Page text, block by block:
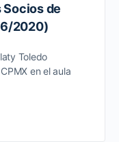
de
2020)
Toledo
en el aula